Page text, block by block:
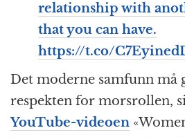
relationship with
that you can have.
https://t.co/
Det moderne samfunn må
respekten for morsrollen,
YouTube-videoen